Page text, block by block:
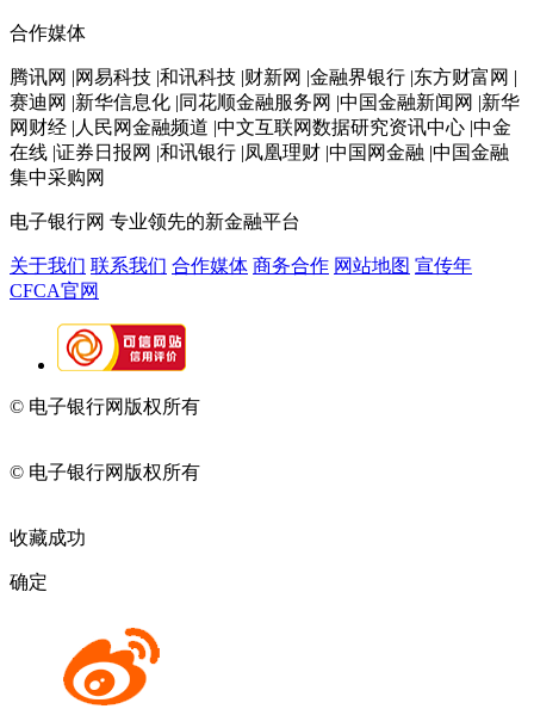
合作媒体
腾讯网 |网易科技 |和讯科技 |财新网 |金融界银行 |东方财富网 |
赛迪网 |新华信息化 |同花顺金融服务网 |中国金融新闻网 |新华
网财经 |人民网金融频道 |中文互联网数据研究资讯中心 |中金
在线 |证券日报网 |和讯银行 |凤凰理财 |中国网金融 |中国金融
集中采购网
电子银行网 专业领先的新金融平台
关于我们 联系我们 合作媒体 商务合作 网站地图 宣传年
CFCA官网
© 电子银行网版权所有
© 电子银行网版权所有
收藏成功
确定